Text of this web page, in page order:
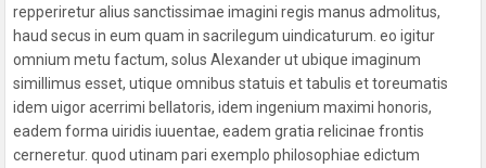
repperiretur alius sanctissimae imagini regis manus admolitus,
haud secus in eum quam in sacrilegum uindicaturum. eo igitur
omnium metu factum, solus Alexander ut ubique imaginum
simillimus esset, utique omnibus statuis et tabulis et toreumatis
idem uigor acerrimi bellatoris, idem ingenium maximi honoris,
eadem forma uiridis iuuentae, eadem gratia relicinae frontis
cerneretur. quod utinam pari exemplo philosophiae edictum